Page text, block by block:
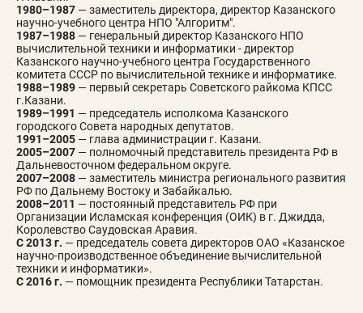
1980–1987 — заместитель директора, директор Казанского
научно-учебного центра НПО "Алгоритм".
1987–1988 — генеральный директор Казанского НПО
вычислительной техники и информатики - директор
Казанского научно-учебного центра Государственного
комитета СССР по вычислительной технике и информатике.
1988–1989 — первый секретарь Советского райкома КПСС
г.Казани.
1989–1991 — председатель исполкома Казанского
городского Совета народных депутатов.
1991–2005 — глава администрации г. Казани.
2005–2007 — полномочный представитель президента РФ в
Дальневосточном федеральном округе.
2007–2008 — заместитель министра регионального развития
РФ по Дальнему Востоку и Забайкалью.
2008–2011 — постоянный представитель РФ при
Организации Исламская конференция (ОИК) в г. Джидда,
Королевство Саудовская Аравия.
С 2013 г. — председатель совета директоров ОАО «Казанское
научно-производственное объединение вычислительной
техники и информатики».
С 2016 г. — помощник президента Республики Татарстан.